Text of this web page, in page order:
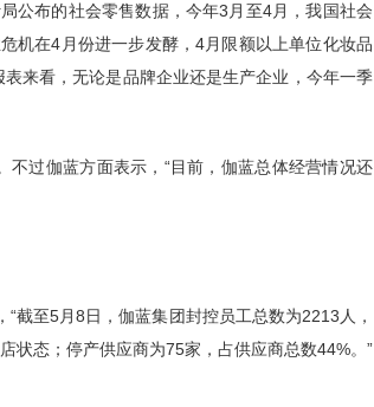
公布的社会零售数据，今年3月至4月，我国社会
机在4月份进一步发酵，4月限额以上单位化妆品
来看，无论是品牌企业还是生产企业，今年一季
过伽蓝方面表示，“目前，伽蓝总体经营情况还
截至5月8日，伽蓝集团封控员工总数为2213人，
状态；停产供应商为75家，占供应商总数44%。”